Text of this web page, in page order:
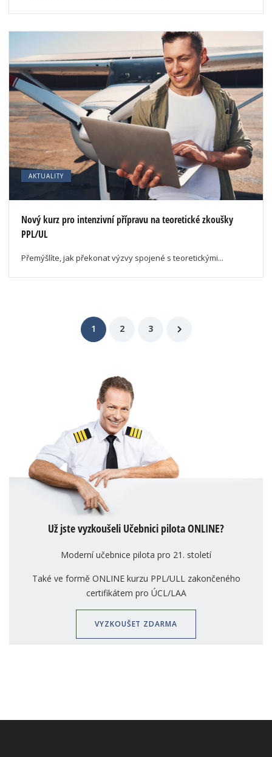
AKTUALITY
Nový kurz pro intenzivní přípravu na teoretické zkoušky
PPL/UL
Přemýšlíte, jak překonat výzvy spojené s teoretickými...
1 2 3
Už jste vyzkoušeli Učebnici pilota ONLINE?
Moderní učebnice pilota pro 21. století
Také ve formě ONLINE kurzu PPL/ULL zakončeného
certifikátem pro ÚCL/LAA
VYZKOUŠET ZDARMA